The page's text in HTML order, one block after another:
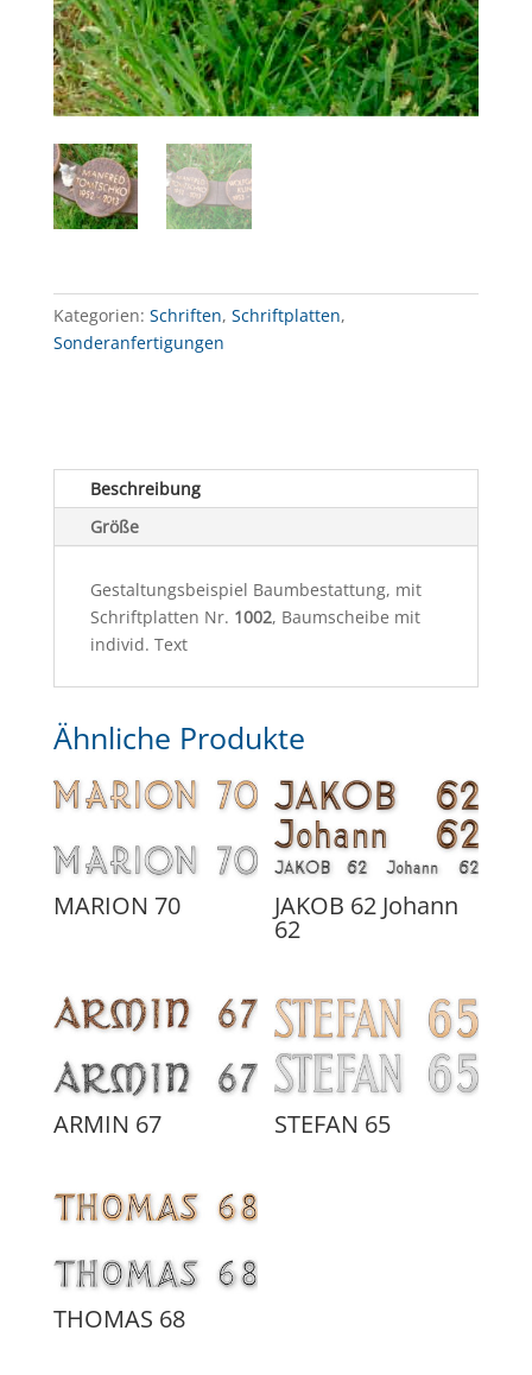
Kategorien: Schriften, Schriftplatten,
Sonderanfertigungen
Beschreibung
Größe
Gestaltungsbeispiel Baumbestattung, mit
Schriftplatten Nr. 1002, Baumscheibe mit
individ. Text
Ähnliche Produkte
MARION 70 JAKOB 62 Johann
62
ARMIN 67 STEFAN 65
THOMAS 68